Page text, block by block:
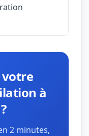
à
2 minutes,